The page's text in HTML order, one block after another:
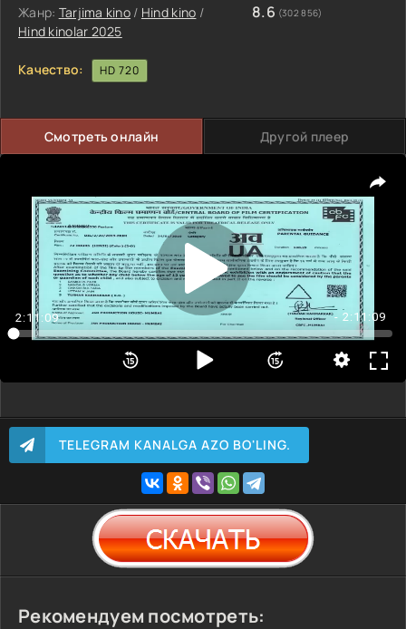
Жанр: Tarjima kino / Hind kino /
Hind kinolar 2025
8.6 (302 856)
Качество: HD 720
Смотреть онлайн Другой плеер
2:11:09 - 2:11:09
TELEGRAM KANALGA AZO BO'LING.
Рекомендуем посмотреть: